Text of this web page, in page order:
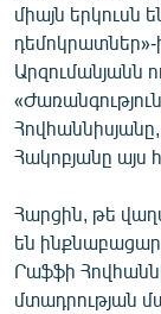
միայն երկուսն
Արզումանյանն
Հակոբյանը այս
Հարցին, թե
են
Րաֆֆի
մտադրության